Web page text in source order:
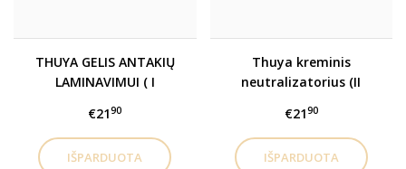
THUYA GELIS ANTAKIŲ
LAMINAVIMUI ( I
€2190
Thuya kreminis
neutralizatorius (II
€2190